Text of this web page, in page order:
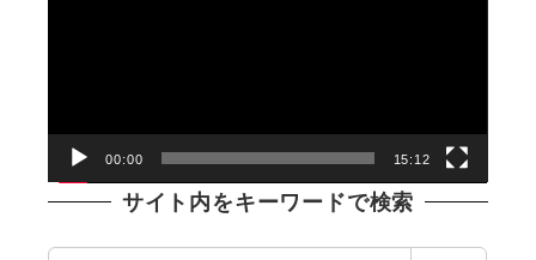
00:00 15:12
サイト内をキーワードで検索